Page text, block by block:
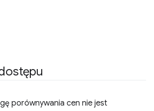
porównywania cen nie jest